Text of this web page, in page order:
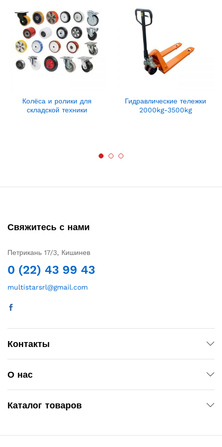
Колёса и ролики для
складской техники
Гидравлические тележки
2000kg-3500kg
Свяжитесь с нами
Петрикань 17/3, Кишинев
0 (22) 43 99 43
multistarsrl@gmail.com
Контакты
О нас
Каталог товаров